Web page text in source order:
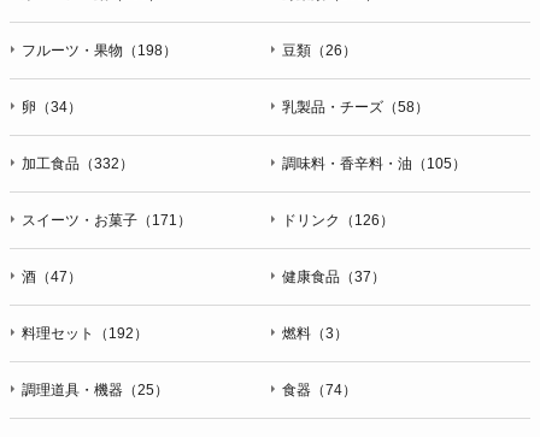
フルーツ・果物（198） 豆類（26）
卵（34） 乳製品・チーズ（58）
加工食品（332） 調味料・香辛料・油（105）
スイーツ・お菓子（171） ドリンク（126）
酒（47） 健康食品（37）
料理セット（192） 燃料（3）
調理道具・機器（25） 食器（74）